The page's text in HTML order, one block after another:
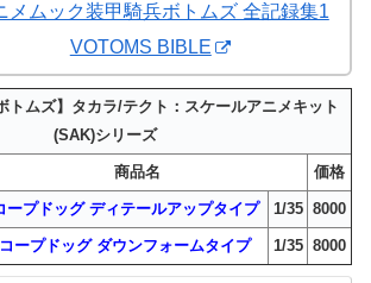
メムック装甲騎兵ボトムズ 全記録集1
VOTOMS BIBLE
トムズ】タカラ/テクト：スケールアニメキット
(SAK)シリーズ
商品名 価格
ープドッグ ディテールアップタイプ 1/35 8000
ープドッグ ダウンフォームタイプ 1/35 8000